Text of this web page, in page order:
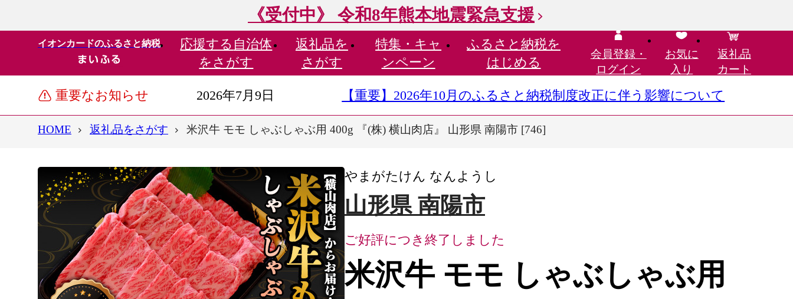
《受付中》 令和8年熊本地震緊急支援
イオンカードのふるさと納税 応援する 自治体
をさがす
返礼品を
さがす
特集・ キャ
ンペーン
ふるさと納税を
はじめる
会員登録・
ログイン
お気に
入り
返礼品
カート
重要なお知らせ 2026年7月9日 【重要】2026年10月のふるさと納税制度改正に伴う影響について
HOME 返礼品をさがす 米沢牛 モモ しゃぶしゃぶ用 400g 『(株) 横山肉店』 山形県 南陽市 [746]
やまがたけん なんようし
山形県 南陽市
ご好評につき終了しました
米沢牛 モモ しゃぶしゃぶ用